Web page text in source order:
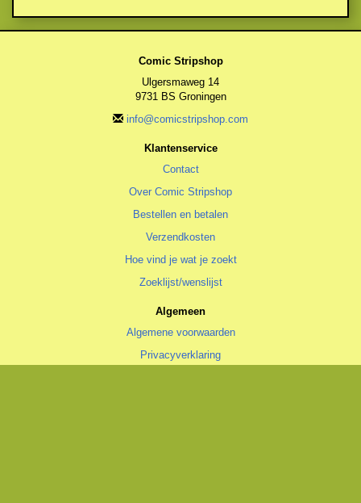
Comic Stripshop
Ulgersmaweg 14
9731 BS Groningen
info@comicstripshop.com
Klantenservice
Contact
Over Comic Stripshop
Bestellen en betalen
Verzendkosten
Hoe vind je wat je zoekt
Zoeklijst/wenslijst
Algemeen
Algemene voorwaarden
Privacyverklaring